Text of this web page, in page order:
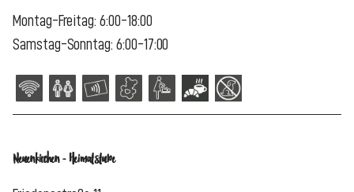
Montag-Freitag: 6:00-18:00
Samstag-Sonntag: 6:00-17:00
Neuenkirchen - Heimatstube